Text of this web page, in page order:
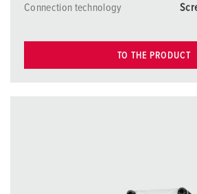
Connection technology
TO THE PRODUCT